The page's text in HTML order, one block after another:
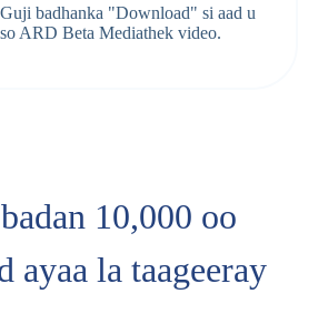
badhanka "Download" si aad u
ARD Beta Mediathek video.
10,000 oo
ayaa la taageeray